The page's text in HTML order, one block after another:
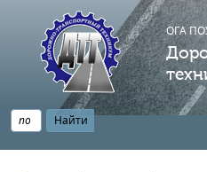
ОГА